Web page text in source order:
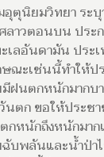
อุตุนิยมวิทยา ระ
ลาวตอนบน ปร
ลอันดามัน ประ
ษณะเช่นนี้ทำให้ป
ฝนตกหนักมาก
นตก ขอให้ประช
กหนักถึงหนักมา
บพลันและน้ำป่า